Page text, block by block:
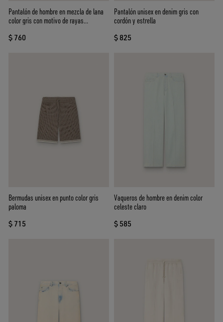
Pantalón de hombre en mezcla de lana
color gris con motivo de rayas
$ 760
Pantalón unisex en denim gris con
cordón y estrella
$ 825
Bermudas unisex en punto color gris
paloma
$ 715
Vaqueros de hombre en denim color
celeste claro
$ 585